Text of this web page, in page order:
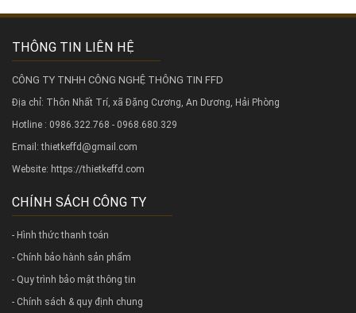
THÔNG TIN LIÊN HỆ
CÔNG TY TNHH CÔNG NGHỆ THÔNG TIN FFD
Địa chỉ: Thôn Nhất Trí, xã Đặng Cương, An Dương, Hải Phòng
Hotline : 0986.322.768 - 0968.680.329
Email: thietkeffd@gmail.com
Website: https://thietkeffd.com
CHÍNH SÁCH CÔNG TY
- Hình thức thanh toán
- Chính bảo hành sản phẩm
- Quy trình bảo mật thông tin
- Chính sách & quy định chung